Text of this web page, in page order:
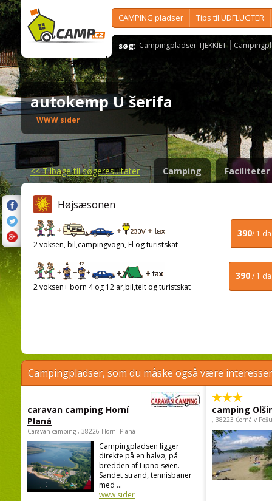
CAMPING pladser Tips til UDFLUGTER
søg: Campingpladser TJEKKIET
autokemp U šerifa
WWW sider
<<Tilbage til søgeresultater Camping Faciliteter
Højsæsonen
390/ 1
2 voksen, bil,campingvogn, El og turistskat
390/ 1
2 voksen+ born 4 og 12 ar,bil,telt og turistskat
Campingpladser, som du måske også være
caravan camping Horní
Planá
Caravan camping , 38226 Horní Planá
Campingpladsen ligger
direkte på en halvø, på
bredden af Lipno søen.
Sandet strand, tennisbaner
med ...
www sider
camping
, 38223 Černá v